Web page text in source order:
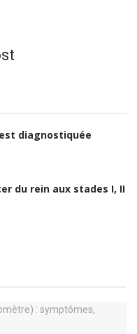
diagnostiquée
du rein aux stades I, II